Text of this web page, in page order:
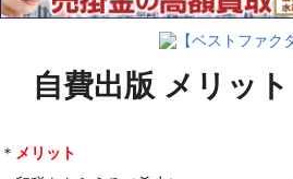
【ベストファク
自費出版 メリッ
＊ メリット